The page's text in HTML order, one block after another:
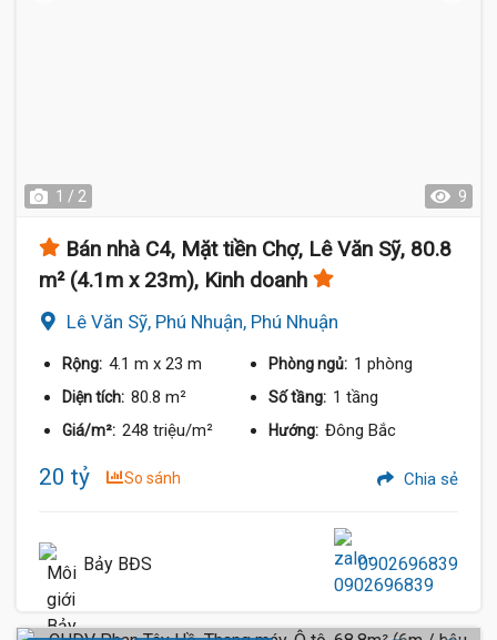
1 / 2 9
Bán nhà C4, Mặt tiền Chợ, Lê Văn Sỹ, 80.8
m² (4.1m x 23m), Kinh doanh
Lê Văn Sỹ, Phú Nhuận, Phú Nhuận
Rộng: 4.1 m x 23 m Phòng ngủ: 1 phòng
Diện tích: 80.8 m² Số tầng: 1 tầng
Giá/m²: 248 triệu/m² Hướng: Đông Bắc
20 tỷ So sánh Chia sẻ
Bảy BĐS 0902696839